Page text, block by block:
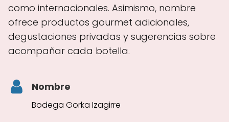
como internacionales. Asimismo, nombre
ofrece productos gourmet adicionales,
degustaciones privadas y sugerencias sobre
acompañar cada botella.
Nombre
Bodega Gorka Izagirre